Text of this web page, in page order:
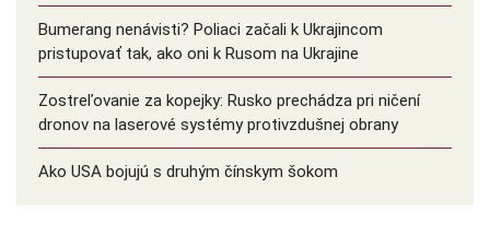
Bumerang nenávisti? Poliaci začali k Ukrajincom
pristupovať tak, ako oni k Rusom na Ukrajine
Zostreľovanie za kopejky: Rusko prechádza pri ničení
dronov na laserové systémy protivzdušnej obrany
Ako USA bojujú s druhým čínskym šokom